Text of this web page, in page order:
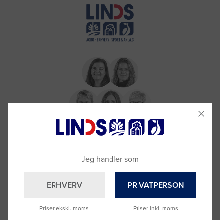
Brug for hjælp?
Vi sidder klar til at hjælpe dig.
Du kan også kontakte din lokale sælger
–
se oversigten her
Jeg handler som
ERHVERV
Priser ekskl. moms
PRIVATPERSON
Priser inkl. moms